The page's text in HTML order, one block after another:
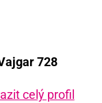
728
celý profil